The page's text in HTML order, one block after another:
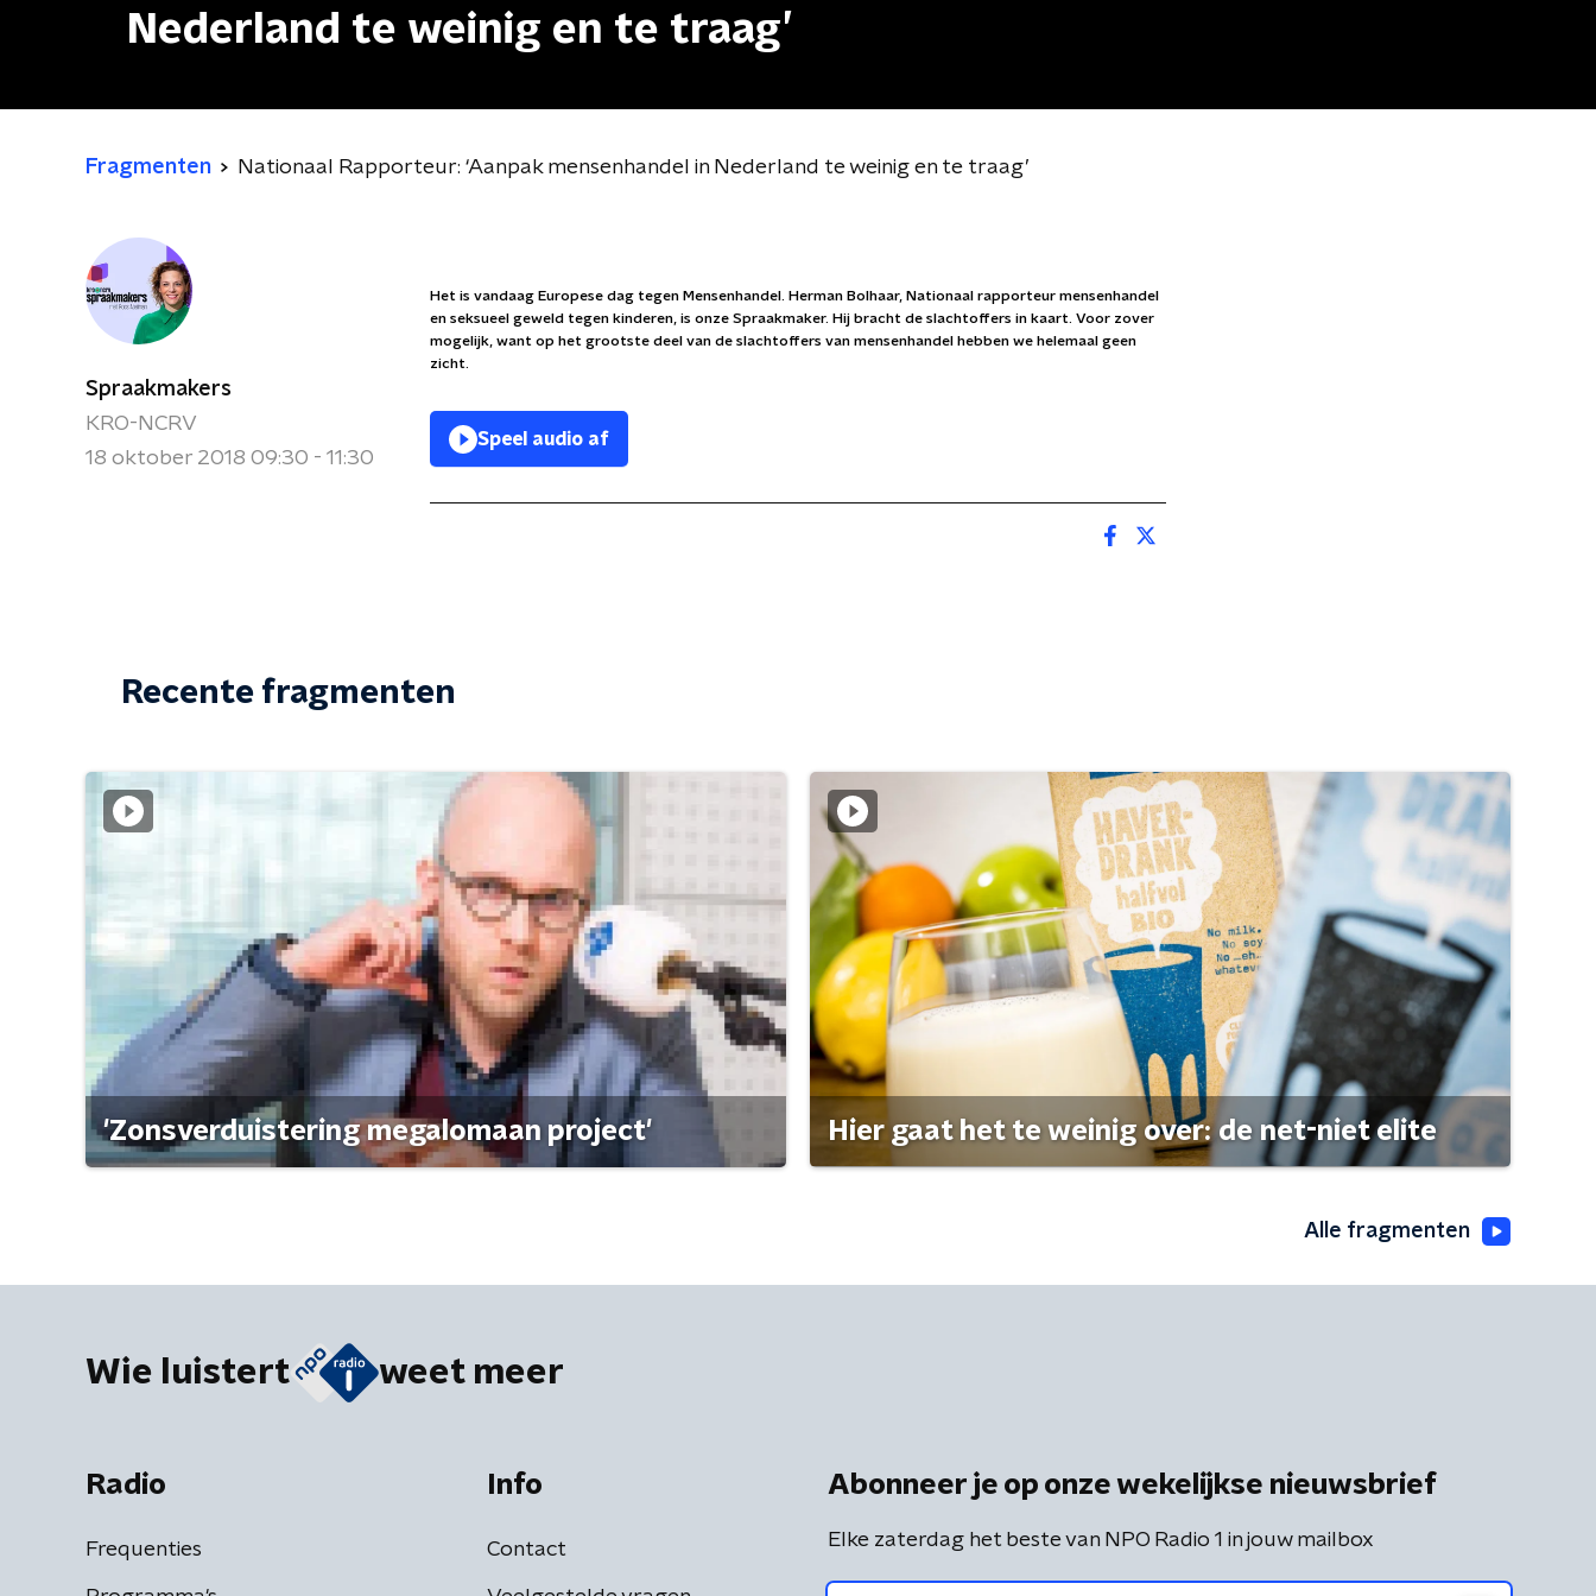
Nederland te weinig en te traag’
Fragmenten Nationaal Rapporteur: ‘Aanpak mensenhandel in Nederland te weinig en te traag’
Spraakmakers
KRO-NCRV
18 oktober 2018 09:30 - 11:30
Het is vandaag Europese dag tegen Mensenhandel. Herman Bolhaar, Nationaal rapporteur mensenhandel
en seksueel geweld tegen kinderen, is onze Spraakmaker. Hij bracht de slachtoffers in kaart. Voor zover
mogelijk, want op het grootste deel van de slachtoffers van mensenhandel hebben we helemaal geen
zicht.
Speel audio af
Recente fragmenten
'Zonsverduistering megalomaan project' Hier gaat het te weinig over: de net-niet elite
Alle fragmenten
Wie luistert weet meer
Radio
Frequenties
Info
Contact
Abonneer je op onze wekelijkse nieuwsbrief
Elke zaterdag het beste van NPO Radio 1 in jouw mailbox